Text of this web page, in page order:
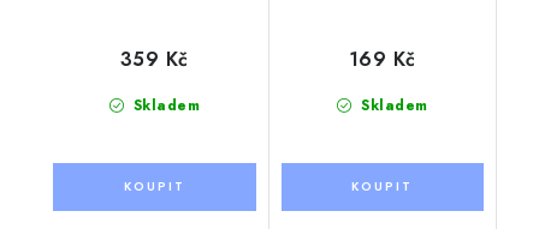
Skladem
359 Kč
Skladem
169 Kč